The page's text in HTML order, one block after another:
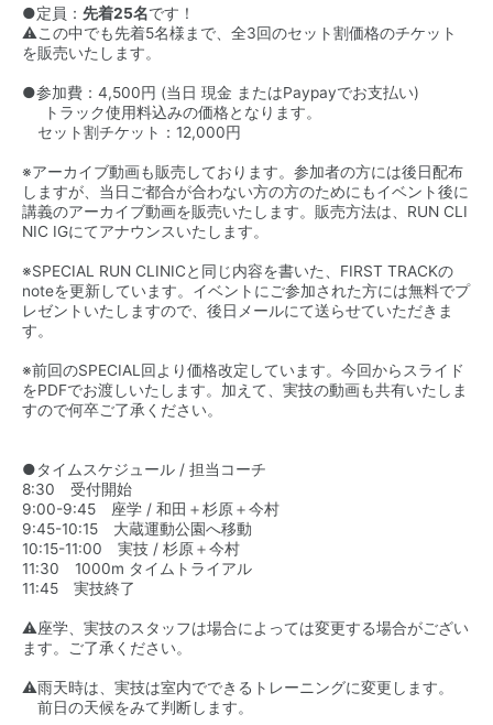
●定員： 先着25名です！
⚠️この中でも先着5名様まで、全3回のセット割価格のチケット
を販売いたします。
●参加費：4,500円 (当日 現金 またはPaypayでお支払い)
トラック使用料込みの価格となります。
セット割チケット：12,000円
※アーカイブ動画も販売しております。参加者の方には後日配布
しますが、当日ご都合が合わない方の方のためにもイベント後に
講義のアーカイブ動画を販売いたします。販売方法は、 RUN CLI
NIC IGにてアナウンスいたします。
※SPECIAL RUN CLINICと同じ内容を書いた、FIRST TRACKの
noteを更新しています。イベントにご参加された方には無料でプ
レゼントいたしますので、後日メールにて送らせていただきま
す。
※前回のSPECIAL回より価格改定しています。今回からスライド
をPDFでお渡しいたします。加えて、実技の動画も共有いたしま
すので何卒ご了承ください。
●タイムスケジュール / 担当コーチ
8:30 受付開始
9:00-9:45 座学 / 和田＋杉原＋今村
9:45-10:15 大蔵運動公園へ移動
10:15-11:00 実技 / 杉原＋今村
11:30 1000m タイムトライアル
11:45 実技終了
⚠️座学、実技のスタッフは場合によっては変更する場合がござい
ます。ご了承ください。
⚠️雨天時は、実技は室内でできるトレーニングに変更します。
前日の天候をみて判断します。